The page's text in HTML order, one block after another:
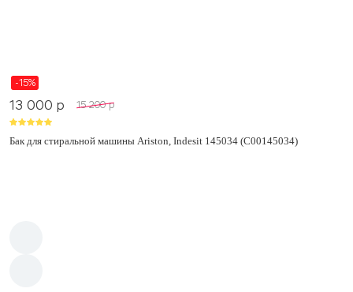
-15%
13 000 p 15 200 p
Бак для стиральной машины Ariston, Indesit 145034 (C00145034)